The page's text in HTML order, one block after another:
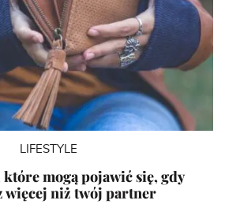
LIFESTYLE
mogą pojawić się, gdy
więcej niż twój partner